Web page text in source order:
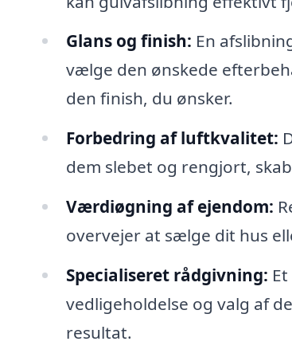
Glans og finish: En
vælge den ønskede
den finish, du ønsker.
Forbedring af luftkvalitet:
dem slebet og rengjort,
Værdiøgning af ejendom:
overvejer at sælge dit hus
Specialiseret rådgivning:
vedligeholdelse og valg af
resultat.